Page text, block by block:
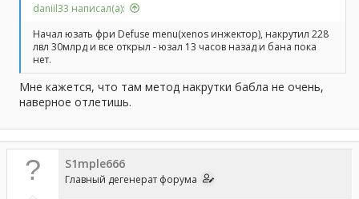
daniil33 написал(а):
Начал юзать фри Defuse menu(xenos инжектор), накрутил 228
лвл 30млрд и все открыл - юзал 13 часов назад и бана пока
нет.
Мне кажется, что там метод накрутки бабла не очень,
наверное отлетишь.
S1mple666
Главный дегенерат форума